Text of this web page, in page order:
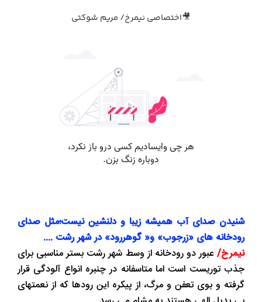
🎥اختصاصی نیمرخ/ مریم شوکتی
شنیدن صدای آب همیشه زیبا و دلنشین نیست؛مثل صدای
رودخانه های «زرجوب» و« گوهررود» در شهر رشت ....
نیمرخ/عبور دو رودخانه از وسط شهر رشت بستر مناسبی برای
جذب توریست است اما متاسفانه در چنبره انواع آلودگی قرار
گرفته و بوی تعفن و مرگ، از پیکره این رودها که از نعمتهای